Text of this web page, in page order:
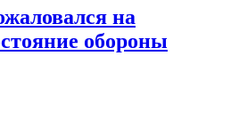
на
обороны